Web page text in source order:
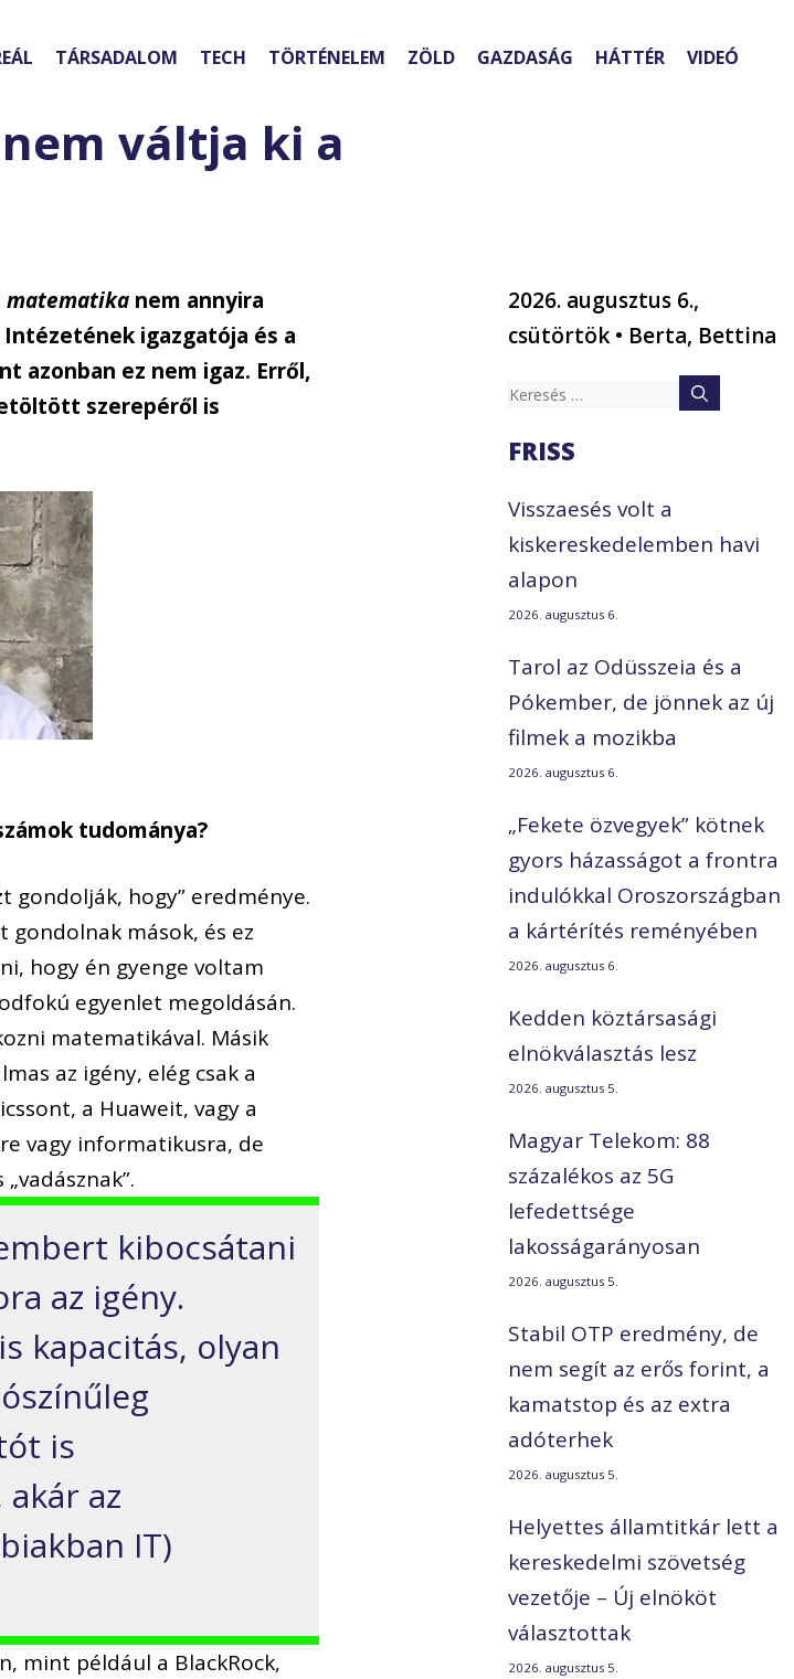
TÁRSADALOM TECH TÖRTÉNELEM ZÖLD GAZDASÁG HÁTTÉR VIDEÓ
váltja ki a
matematika nem annyira
Intézetének igazgatója és a
azonban ez nem igaz. Erről,
szerepéről is
tudománya?
gondolják, hogy” eredménye.
mások, és ez
hogy én gyenge voltam
egyenlet megoldásán.
matematikával. Másik
az igény, elég csak a
a Huaweit, vagy a
vagy informatikusra, de
kibocsátani
az igény.
kapacitás, olyan
is
az
IT)
mint például a BlackRock,
2026. augusztus 6.,
csütörtök • Berta, Bettina
Keresés:
FRISS
Visszaesés volt a
kiskereskedelemben havi
alapon
2026. augusztus 6.
Tarol az Odüsszeia és a
Pókember, de jönnek az új
filmek a mozikba
2026. augusztus 6.
„Fekete özvegyek” kötnek
gyors házasságot a frontra
indulókkal Oroszországban
a kártérítés reményében
2026. augusztus 6.
Kedden köztársasági
elnökválasztás lesz
2026. augusztus 5.
Magyar Telekom: 88
százalékos az 5G
lefedettsége
lakosságarányosan
2026. augusztus 5.
Stabil OTP eredmény, de
nem segít az erős forint, a
kamatstop és az extra
adóterhek
2026. augusztus 5.
Helyettes államtitkár lett a
kereskedelmi szövetség
vezetője – Új elnököt
választottak
2026. augusztus 5.